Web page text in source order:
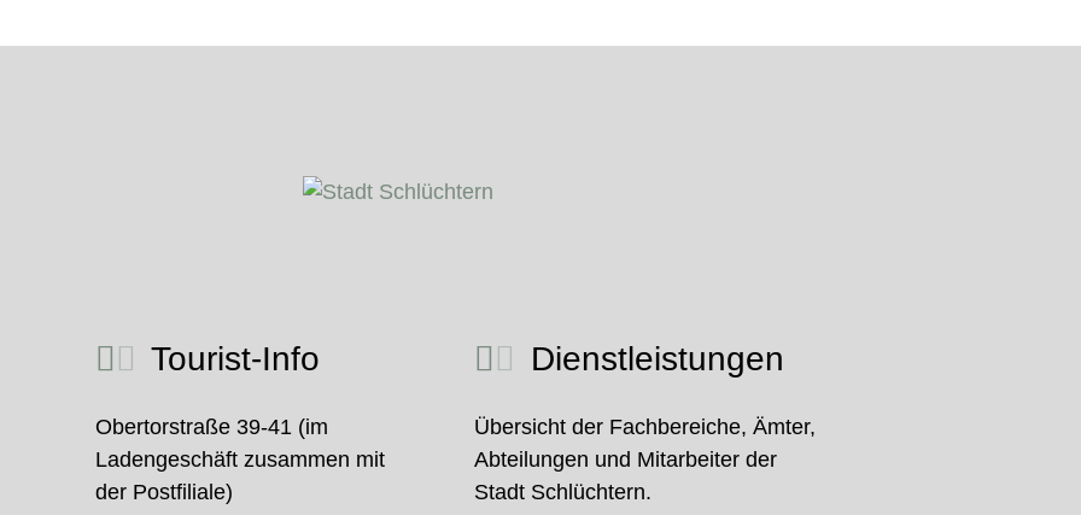
Tourist-Info
Obertorstraße 39-41 (im
Ladengeschäft zusammen mit
der Postfiliale)
Dienstleistungen
Übersicht der Fachbereiche, Ämter,
Abteilungen und Mitarbeiter der
Stadt Schlüchtern.